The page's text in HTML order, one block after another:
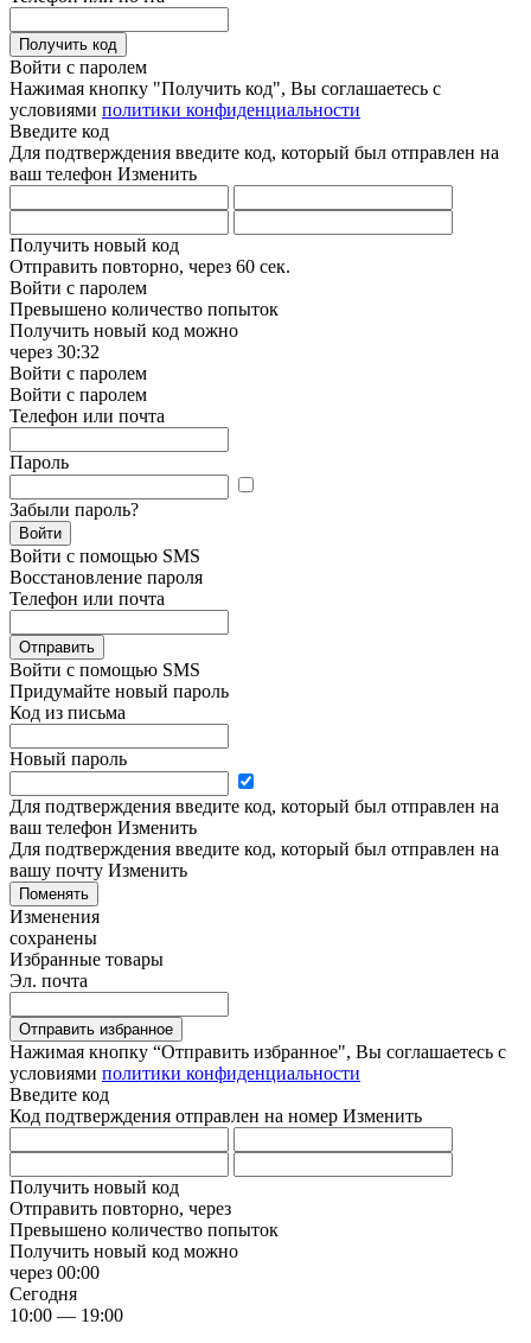
Получить код
Войти с паролем
Нажимая кнопку "Получить код", Вы соглашаетесь с
условиями политики конфиденциальности
Введите код
Для подтверждения введите код, который был отправлен на
ваш телефон Изменить
Получить новый код
Отправить повторно, через 60 сек.
Войти с паролем
Превышено количество попыток
Получить новый код можно
через 30:32
Войти с паролем
Войти с паролем
Телефон или почта
Пароль
Забыли пароль?
Войти
Войти с помощью SMS
Восстановление пароля
Телефон или почта
Отправить
Войти с помощью SMS
Придумайте новый пароль
Код из письма
Новый пароль
Для подтверждения введите код, который был отправлен на
ваш телефон Изменить
Для подтверждения введите код, который был отправлен на
вашу почту Изменить
Поменять
Изменения
сохранены
Избранные товары
Эл. почта
Отправить избранное
Нажимая кнопку “Отправить избранное", Вы соглашаетесь c
условиями политики конфиденциальности
Введите код
Код подтверждения отправлен на номер Изменить
Получить новый код
Отправить повторно, через
Превышено количество попыток
Получить новый код можно
через 00:00
Сегодня
10:00 — 19:00